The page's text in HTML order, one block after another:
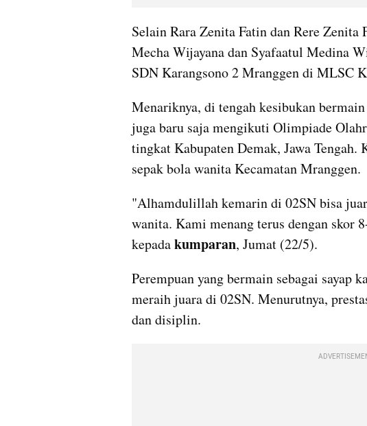
Selain Rara Zenita Fatin dan Rere Zenita
Mecha Wijayana dan Syafaatul Medina
SDN Karangsono 2 Mranggen di MLSC
Menariknya, di tengah kesibukan
juga baru saja mengikuti Olimpiade
tingkat Kabupaten Demak, Jawa
sepak bola wanita Kecamatan Mranggen.
"Alhamdulillah kemarin di 02SN bisa
wanita. Kami menang terus dengan skor
kepada kumparan, Jumat (22/5).
Perempuan yang bermain sebagai sayap
meraih juara di 02SN. Menurutnya,
dan disiplin.